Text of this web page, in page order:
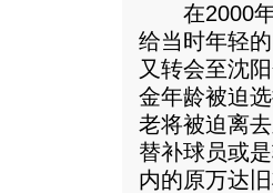
在2000年
给当时年轻
又转会至沈
金年龄被迫
老将被迫离
替补球员或
内的原万达